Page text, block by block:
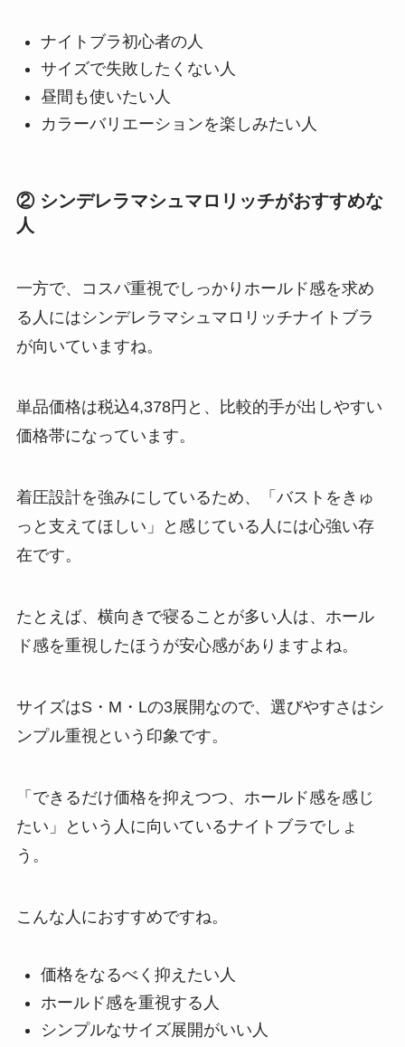
ナイトブラ初心者の人
サイズで失敗したくない人
昼間も使いたい人
カラーバリエーションを楽しみたい人
② シンデレラマシュマロリッチがおすすめな
人
一方で、コスパ重視でしっかりホールド感を求め
る人にはシンデレラマシュマロリッチナイトブラ
が向いていますね。
単品価格は税込4,378円と、比較的手が出しやすい
価格帯になっています。
着圧設計を強みにしているため、「バストをきゅ
っと支えてほしい」と感じている人には心強い存
在です。
たとえば、横向きで寝ることが多い人は、ホール
ド感を重視したほうが安心感がありますよね。
サイズはS・M・Lの3展開なので、選びやすさはシ
ンプル重視という印象です。
「できるだけ価格を抑えつつ、ホールド感を感じ
たい」という人に向いているナイトブラでしょ
う。
こんな人におすすめですね。
価格をなるべく抑えたい人
ホールド感を重視する人
シンプルなサイズ展開がいい人